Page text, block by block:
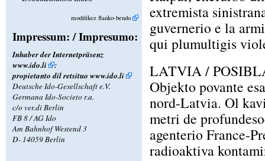
modifikez flanko-bendo
Impressum: / Impresumo:
Inhaber der Internetpräsenz
www.ido.li
:
propietanto dil retsituo www.ido.li
Deutsche Ido-Gesellschaft e.V.
Germana Ido-Societo r.a.
c/o ver.di Berlin
FB 8 / AG Ido
Am Bahnhof Westend 3
D- 14059 Berlin
extremista
guvernerio e la
qui plumultigis
LATVIA /
Objekto povante
nord-Latvia. Ol
metri de
agenterio France-
radioaktiva